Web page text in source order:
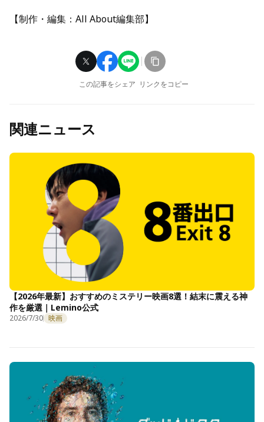
【制作・編集：All About編集部】
この記事をシェア リンクをコピー
関連ニュース
【2026年最新】おすすめのミステリー映画8選！結末に震える神
作を厳選｜Lemino公式
2026/7/30 映画